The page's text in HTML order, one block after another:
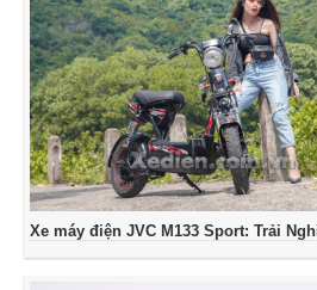
Xe máy điện JVC M133 Sport: Trải